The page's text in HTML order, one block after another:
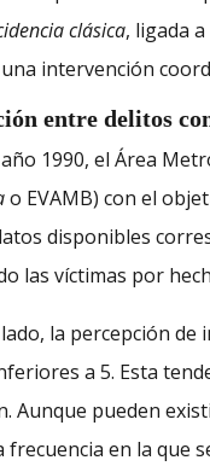
clásica, ligada
intervención
entre delitos
1990, el Área
o EVAMB) con el
disponibles
las víctimas por
la percepción de
a 5. Esta
Aunque pueden
frecuencia en la que